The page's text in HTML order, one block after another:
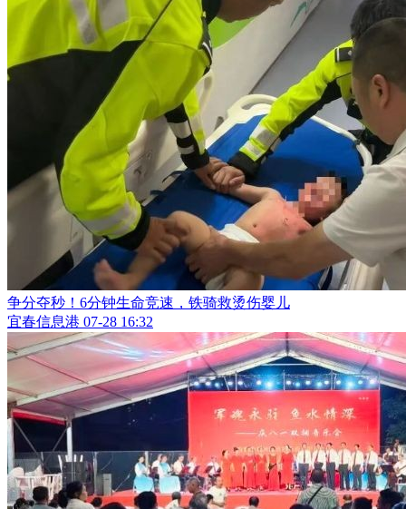
争分夺秒！6分钟生命竞速，铁骑救烫伤婴儿
宜春信息港 07-28 16:32